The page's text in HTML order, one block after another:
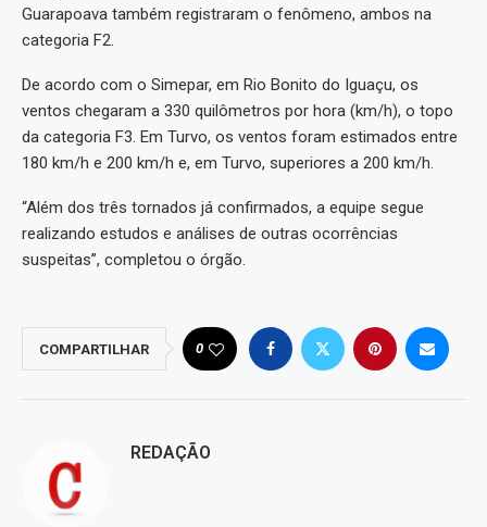
Guarapoava também registraram o fenômeno, ambos na
categoria F2.
De acordo com o Simepar, em Rio Bonito do Iguaçu, os
ventos chegaram a 330 quilômetros por hora (km/h), o topo
da categoria F3. Em Turvo, os ventos foram estimados entre
180 km/h e 200 km/h e, em Turvo, superiores a 200 km/h.
“Além dos três tornados já confirmados, a equipe segue
realizando estudos e análises de outras ocorrências
suspeitas”, completou o órgão.
COMPARTILHAR 0
REDAÇÃO